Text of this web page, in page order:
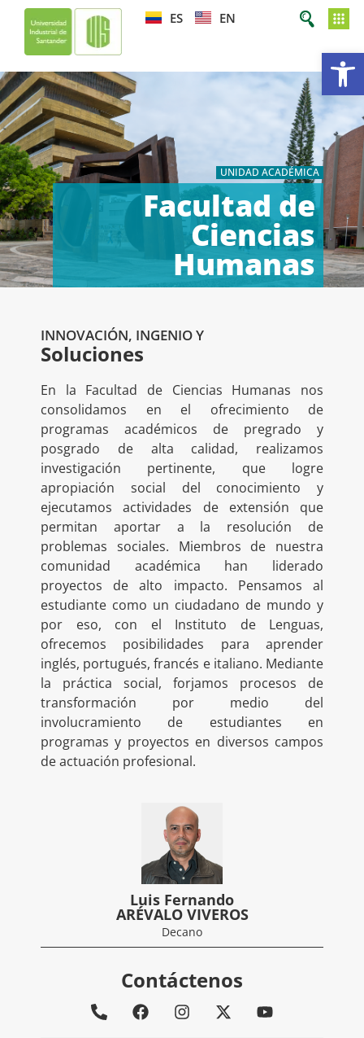
ES EN
UNIDAD ACADÉMICA
Facultad de
Ciencias
Humanas
INNOVACIÓN, INGENIO Y
Soluciones
En la Facultad de Ciencias Humanas nos
consolidamos en el ofrecimiento de
programas académicos de pregrado y
posgrado de alta calidad, realizamos
investigación pertinente, que logre
apropiación social del conocimiento y
ejecutamos actividades de extensión que
permitan aportar a la resolución de
problemas sociales. Miembros de nuestra
comunidad académica han liderado
proyectos de alto impacto. Pensamos al
estudiante como un ciudadano de mundo y
por eso, con el Instituto de Lenguas,
ofrecemos posibilidades para aprender
inglés, portugués, francés e italiano. Mediante
la práctica social, forjamos procesos de
transformación por medio del
involucramiento de estudiantes en
programas y proyectos en diversos campos
de actuación profesional.
Luis Fernando
ARÉVALO VIVEROS
Decano
Contáctenos